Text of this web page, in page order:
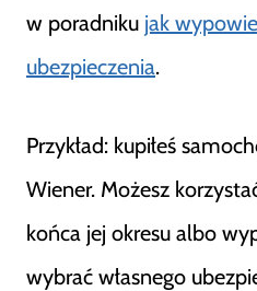
w poradniku jak
ubezpieczenia.
Przykład: kupiłeś
Wiener. Możesz
końca jej okresu albo
wybrać własnego